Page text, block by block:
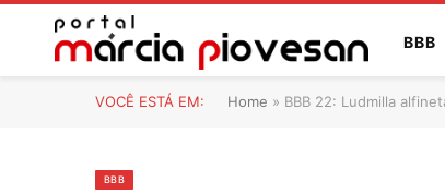
BBB
VOCÊ ESTÁ EM: Home » BBB 22: Ludmilla
BBB